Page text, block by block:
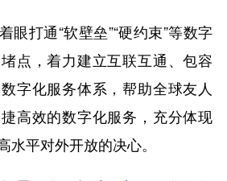
眼打通“软壁垒”“硬约束”等数字
点，着力建立互联互通、包容
字化服务体系，帮助全球友人
高效的数字化服务，充分体现
水平对外开放的决心。